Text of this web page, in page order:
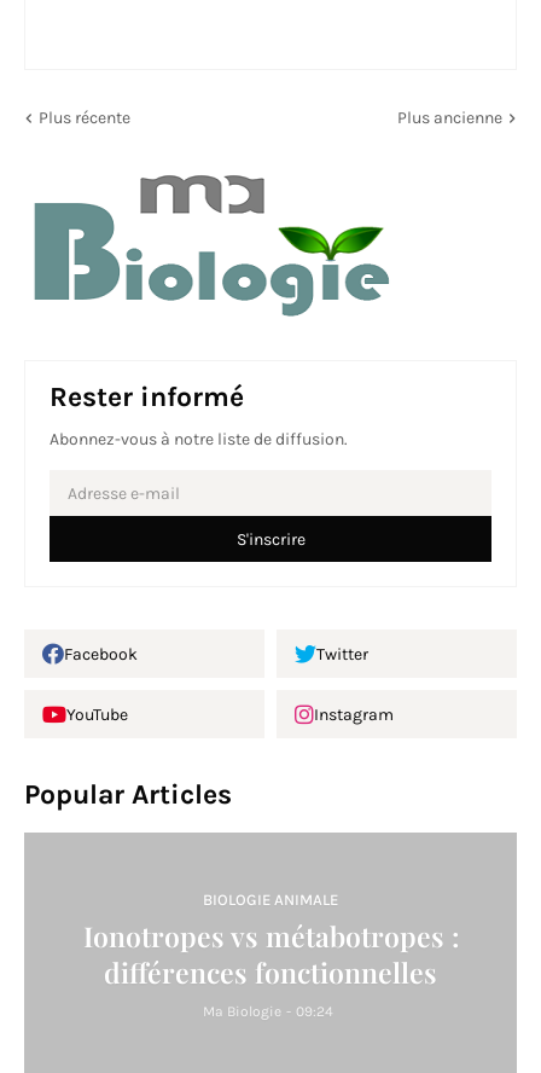
Plus récente Plus ancienne
Rester informé
Abonnez-vous à notre liste de diffusion.
Facebook Twitter
YouTube Instagram
Popular Articles
BIOLOGIE ANIMALE
Ionotropes vs métabotropes :
différences fonctionnelles
Ma Biologie - 09:24